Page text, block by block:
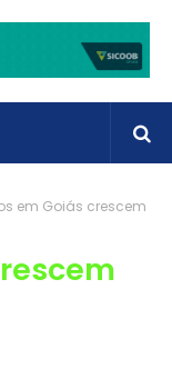
em Goiás crescem